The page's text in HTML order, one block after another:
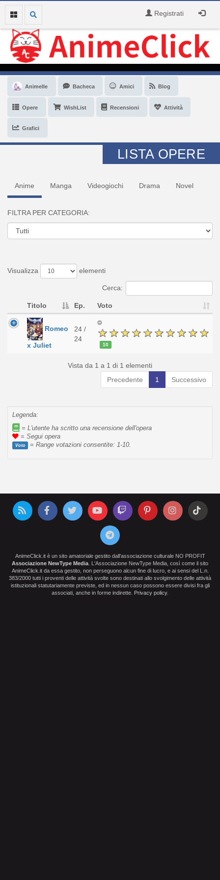
Registrati
Animelle Bacheca Amici Blog
Opere WishList Recensioni Attività
Grafici
LISTA OPERE
Anime Manga Videogiochi Drama Novel
FILTRA PER CATEGORIA:
Visualizza elementi
Cerca:
Titolo Ep. Voto
Romeo
x Juliet
24 /
24
10
Vista da 1 a 1 di 1 elementi
Precedente
1 Successivo
Legenda:
= L'utente ha scritto una recensione dell'opera
= Segui opera
Voto = Range votazioni consentite: 1-10.
AnimeClick.it è un sito amatoriale gestito dall'associazione culturale NO PROFIT
Associazione NewType Media . L'Associazione NewType Media, così come il sito
AnimeClick.it da essa gestito, non perseguono alcun fine di lucro, e ai sensi del L.n.
383/2000 tutti i proventi delle attività svolte sono destinati allo svolgimento delle attività
istituzionali statutariamente previste, ed in nessun caso possono essere divisi fra gli
associati, anche in forme indirette. Privacy policy.